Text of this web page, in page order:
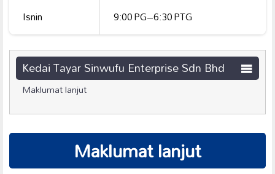
Isnin
9:00 PG–6:30 PTG
Kedai Tayar Sinwufu Enterprise Sdn Bhd
Maklumat lanjut
Maklumat lanjut